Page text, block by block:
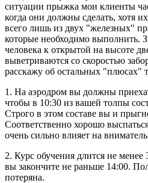
ситуации прыжка мои клиенты
когда они должны сделать, хотя
всего лишь из двух "железных"
которые необходимо выполнить.
человека к открытой на высоте
выветриваются со скоростью
расскажу об остальных "плюсах"
1. На аэродром вы должны
чтобы в 10:30 из вашей толпы
Строго в этом составе вы и
Соответственно хорошо
очень сильно влияет на
2. Курс обучения длится не
вы закончите не раньше 14:00.
потеряна.